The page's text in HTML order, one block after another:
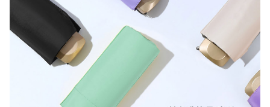
관련 연락처 상품 상세설명 참조
주문후 예상 배송기간 상품 상세설명 참조